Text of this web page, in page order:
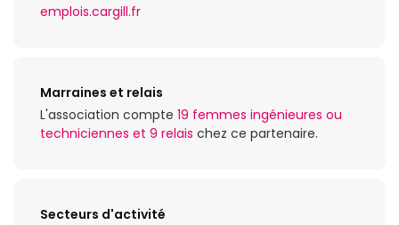
emplois.cargill.fr
Marraines et relais
L'association compte 19 femmes ingénieures ou
techniciennes et 9 relais chez ce partenaire.
Secteurs d'activité